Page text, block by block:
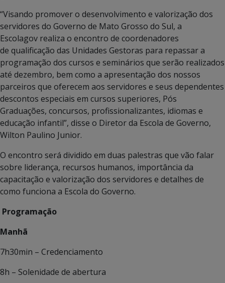
“Visando promover o desenvolvimento e valorização dos
servidores do Governo de Mato Grosso do Sul, a
Escolagov realiza o encontro de coordenadores
de qualificação das Unidades Gestoras para repassar a
programação dos cursos e seminários que serão realizados
até dezembro, bem como a apresentação dos nossos
parceiros que oferecem aos servidores e seus dependentes
descontos especiais em cursos superiores, Pós
Graduações, concursos, profissionalizantes, idiomas e
educação infantil”, disse o Diretor da Escola de Governo,
Wilton Paulino Junior.
O encontro será dividido em duas palestras que vão falar
sobre liderança, recursos humanos, importância da
capacitação e valorização dos servidores e detalhes de
como funciona a Escola do Governo.
Programação
Manhã
7h30min – Credenciamento
8h – Solenidade de abertura